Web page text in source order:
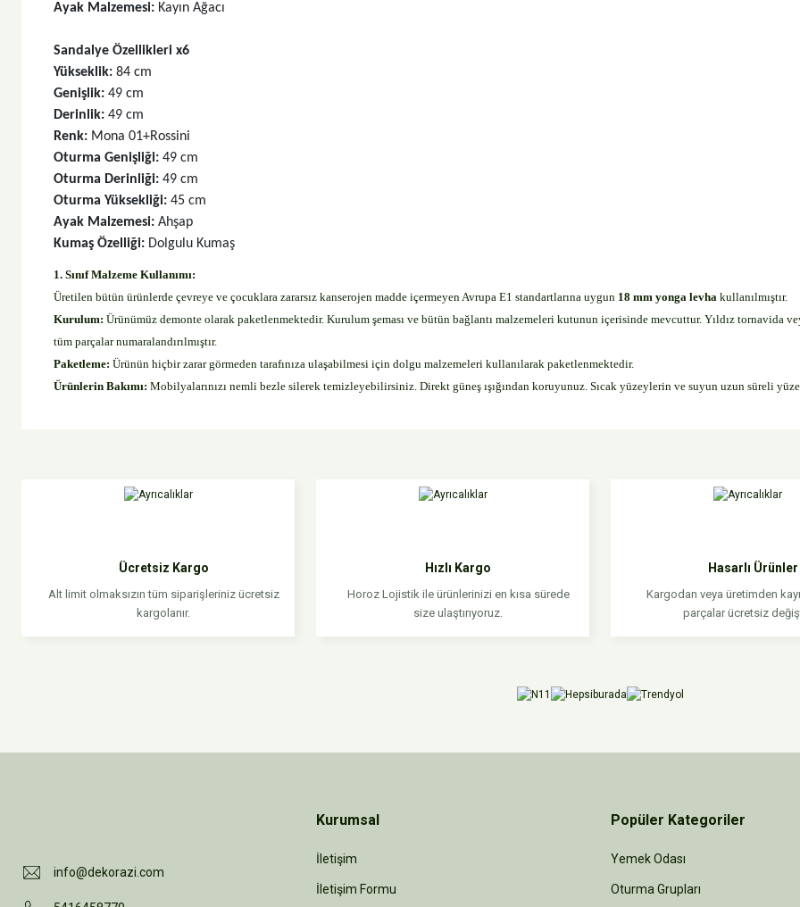
Ayak Malzemesi: Kayın Ağacı
Sandalye Özellikleri x6
Yükseklik: 84 cm
Genişlik: 49 cm
Derinlik: 49 cm
Renk: Mona 01+Rossini
Oturma Genişliği: 49 cm
Oturma Derinliği: 49 cm
Oturma Yüksekliği: 45 cm
Ayak Malzemesi: Ahşap
Kumaş Özelliği: Dolgulu Kumaş
1. Sınıf Malzeme Kullanımı:
Üretilen bütün ürünlerde çevreye ve çocuklara zararsız kanserojen madde içermeyen Avrupa E1 standartlarına uygun 18 mm yonga levha kullanılmıştır.
Kurulum: Ürünümüz demonte olarak paketlenmektedir. Kurulum şeması ve bütün bağlantı malzemeleri kutunun içerisinde mevcuttur. Yıldız
tüm parçalar numaralandırılmıştır.
Paketleme: Ürünün hiçbir zarar görmeden tarafınıza ulaşabilmesi için dolgu malzemeleri kullanılarak paketlenmektedir.
Ürünlerin Bakımı: Mobilyalarınızı nemli bezle silerek temizleyebilirsiniz. Direkt güneş ışığından koruyunuz. Sıcak yüzeylerin ve suyun uzun süreli
Görüş ve önerileriniz için teşekkür ederiz.
Ürün fiyatı diğer sitelerden daha pahalı.
Gönder
Ücretsiz Kargo
Alt limit olmaksızın tüm siparişleriniz ücretsiz
kargolanır.
Hızlı Kargo
Horoz Lojistik ile ürünlerinizi en kısa sürede
size ulaştırıyoruz.
Hasarlı Ürünler
Kargodan veya üretimden
parçalar ücretsiz
info@dekorazi.com
Kurumsal
İletişim
İletişim Formu
Popüler Kategoriler
Yemek Odası
Oturma Grupları